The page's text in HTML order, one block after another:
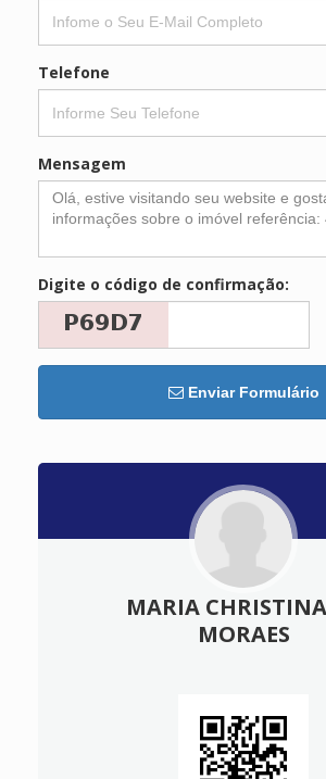
Telefone
Mensagem
Digite o código de confirmação:
Enviar Formulário
MARIA
MORAES